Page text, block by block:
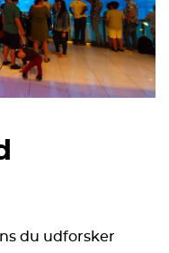
du udforsker